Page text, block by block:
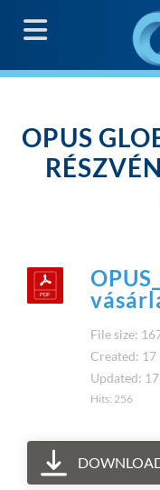
OPUS
File size:
Created: 17
Updated:
Hits: 256